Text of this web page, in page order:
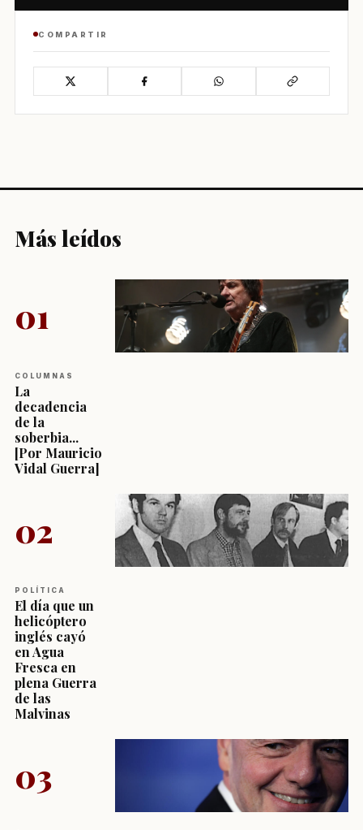
COMPARTIR
Más leídos
01
COLUMNAS
La
decadencia
de la
soberbia...
[Por Mauricio
Vidal Guerra]
02
POLÍTICA
El día que un
helicóptero
inglés cayó
en Agua
Fresca en
plena Guerra
de las
Malvinas
03